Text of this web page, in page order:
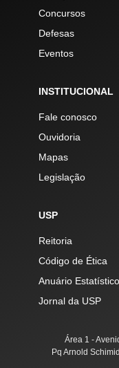
Concursos
Defesas
Eventos
INSTITUCIONAL
Fale conosco
Ouvidoria
Mapas
Legislação
USP
Reitoria
Código de Ética
Anuário Estatístico
Jornal da USP
Área 1 -
Pq Arnold